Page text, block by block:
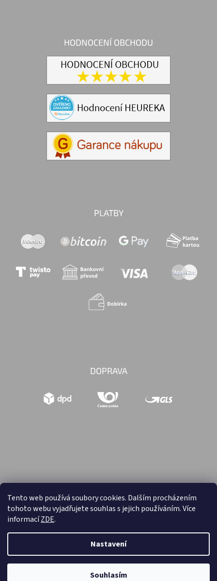
Tento web používá soubory cookies. Dalším procházením
tohoto webu vyjadřujete souhlas s jejich používáním. Více
informacíZDE.
Nastavení
Souhlasím
HODNOCENÍ OBCHODU
PLATBY
DOPRAVA
Vytvořil Shoptet
Hračky retro . Všechna práva vyhrazena.